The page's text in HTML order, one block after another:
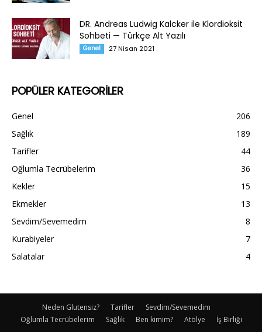
DR. Andreas Ludwig Kalcker ile Klordioksit
Sohbeti — Türkçe Alt Yazılı
Genel 27 Nisan 2021
POPÜLER KATEGORİLER
Genel
206
Sağlık
189
Tarifler
44
Oğlumla Tecrübelerim
36
Kekler
15
Ekmekler
13
Sevdim/Sevemedim
8
Kurabiyeler
7
Salatalar
4
Neden Glutensiz? Tarifler
Sevdim/Sevemedim
Oğlumla Tecrübelerim
Sağlık Ben kimim? Atölye İş Birliği